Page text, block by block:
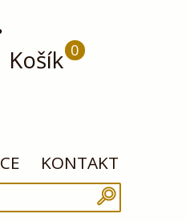
Košík 0
KONTAKT